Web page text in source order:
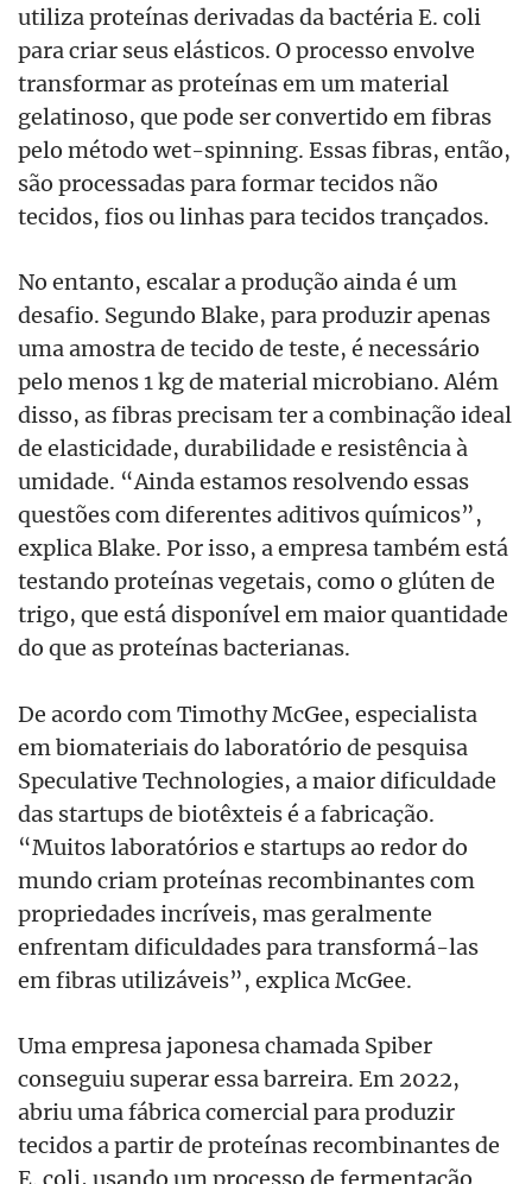
utiliza proteínas derivadas da bactéria E. coli
para criar seus elásticos. O processo envolve
transformar as proteínas em um material
gelatinoso, que pode ser convertido em fibras
pelo método wet-spinning. Essas fibras, então,
são processadas para formar tecidos não
tecidos, fios ou linhas para tecidos trançados.
No entanto, escalar a produção ainda é um
desafio. Segundo Blake, para produzir apenas
uma amostra de tecido de teste, é necessário
pelo menos 1 kg de material microbiano. Além
disso, as fibras precisam ter a combinação ideal
de elasticidade, durabilidade e resistência à
umidade. “Ainda estamos resolvendo essas
questões com diferentes aditivos químicos”,
explica Blake. Por isso, a empresa também está
testando proteínas vegetais, como o glúten de
trigo, que está disponível em maior quantidade
do que as proteínas bacterianas.
De acordo com Timothy McGee, especialista
em biomateriais do laboratório de pesquisa
Speculative Technologies, a maior dificuldade
das startups de biotêxteis é a fabricação.
“Muitos laboratórios e startups ao redor do
mundo criam proteínas recombinantes com
propriedades incríveis, mas geralmente
enfrentam dificuldades para transformá-las
em fibras utilizáveis”, explica McGee.
Uma empresa japonesa chamada Spiber
conseguiu superar essa barreira. Em 2022,
abriu uma fábrica comercial para produzir
tecidos a partir de proteínas recombinantes de
E. coli, usando um processo de fermentação